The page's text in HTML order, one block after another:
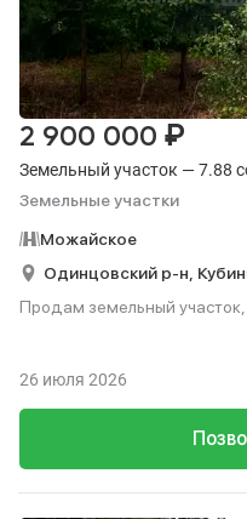
Земельный участок — 7.88
Земельные участки
2 900 000 ₽
Можайское
Одинцовский р-н,
Продам земельный участок,
26 июля 2026